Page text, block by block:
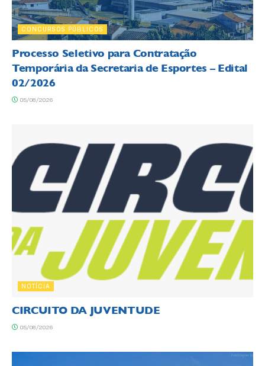
CONCURSOS PÚBLICOS
Processo Seletivo para Contratação
Temporária da Secretaria de Esportes – Edital
02/2026
05/08/2026
NOTÍCIA
CIRCUITO DA JUVENTUDE
05/08/2026